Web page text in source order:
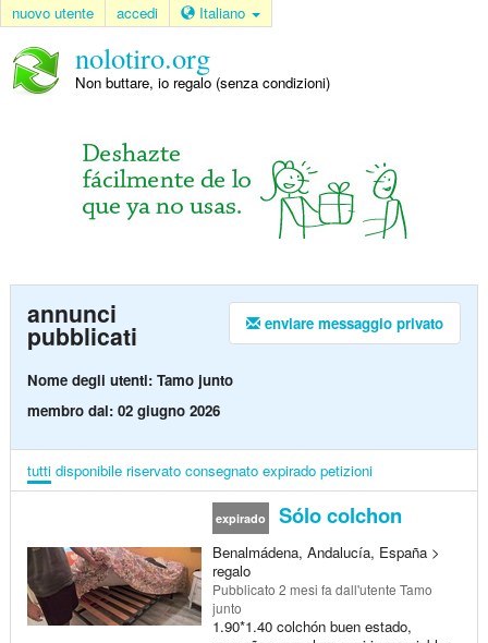
nuovo utente accedi Italiano
nolotiro.org
Non buttare, io regalo (senza condizioni)
enviare messaggio privato
annunci
pubblicati
Nome degli utenti: Tamo junto
membro dal: 02 giugno 2026
tutti disponibile riservato consegnato expirado petizioni
expirado Sólo colchon
Benalmádena, Andalucía, España >
regalo
Pubblicato 2 mesi fa dall'utente Tamo
junto
1.90*1.40 colchón buen estado,